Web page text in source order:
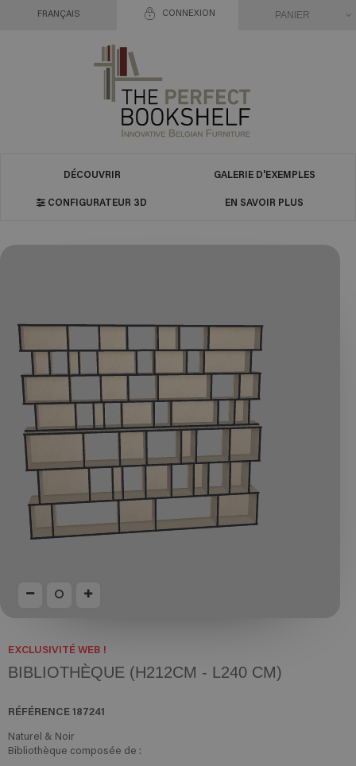
CONNEXION
FRANÇAIS PANIER
DÉCOUVRIR GALERIE D'EXEMPLES
CONFIGURATEUR 3D EN SAVOIR PLUS
EXCLUSIVITÉ WEB !
BIBLIOTHÈQUE (H212CM - L240 CM)
RÉFÉRENCE187241
Naturel & Noir
Bibliothèque composée de :